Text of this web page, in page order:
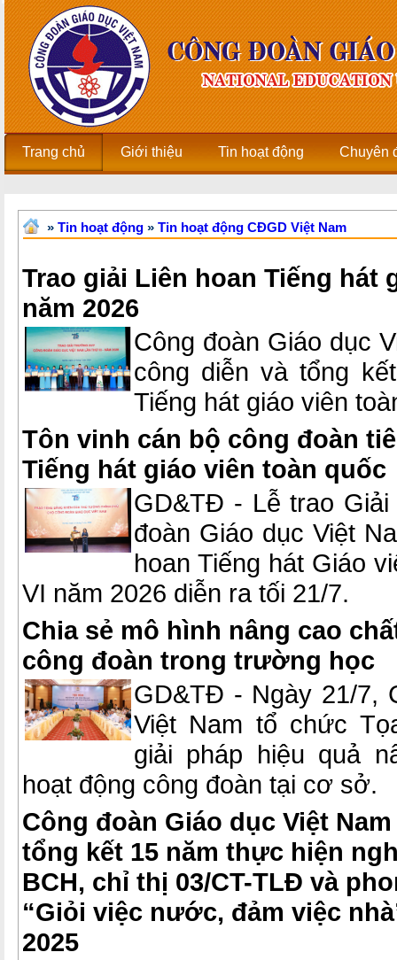
Trang chủ Giới thiệu Tin hoạt động Chuyên
» Tin hoạt động » Tin hoạt động CĐGD Việt Nam
Trao giải Liên hoan Tiếng hát
năm 2026
Công đoàn Giáo dục
công diễn và tổng
Tiếng hát giáo viên
Tôn vinh cán bộ công đoàn
Tiếng hát giáo viên toàn quốc
GD&TĐ - Lễ trao
đoàn Giáo dục Việt
hoan Tiếng hát Giáo
VI năm 2026 diễn ra tối 21/7.
Chia sẻ mô hình nâng cao
công đoàn trong trường học
GD&TĐ - Ngày 21/7,
Việt Nam tổ chức
giải pháp hiệu quả
hoạt động công đoàn tại cơ sở.
Công đoàn Giáo dục Việt
tổng kết 15 năm thực hiện
BCH, chỉ thị 03/CT-TLĐ và
“Giỏi việc nước, đảm việc
2025